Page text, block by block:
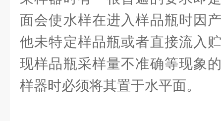
面会使水样在进入样品瓶时因
他未特定样品瓶或者直接流入
现样品瓶采样量不准确等现象
样器时必须将其置于水平面。